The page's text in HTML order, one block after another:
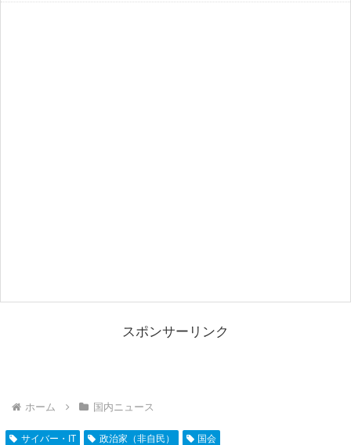
スポンサーリンク
ホーム 国内ニュース
サイバー・IT 政治家（非自民） 国会